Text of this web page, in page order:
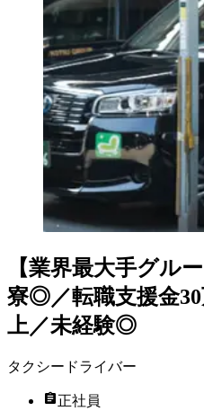
【業界最大手グル
寮◎／転職支援金
上／未経験◎
タクシードライバー
正社員